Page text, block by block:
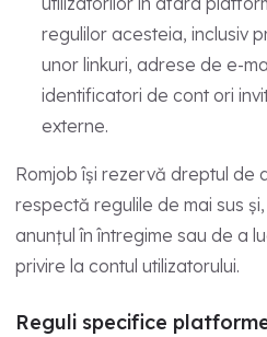
regulilor acesteia, inclusiv
unor linkuri, adrese de e-
identificatori de cont ori
externe.
Romjob își rezervă dreptul de
respectă regulile de mai sus
anunțul în întregime sau de a
privire la contul utilizatorului.
Reguli specifice